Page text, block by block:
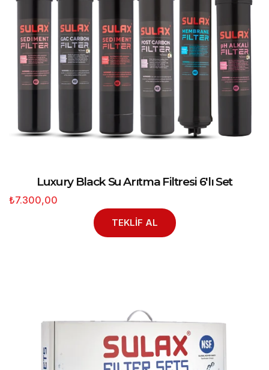
Luxury Black Su Arıtma Filtresi 6'lı Set
₺7.300,00
TEKLİF AL